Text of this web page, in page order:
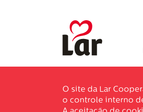
O site da Lar
o controle interno